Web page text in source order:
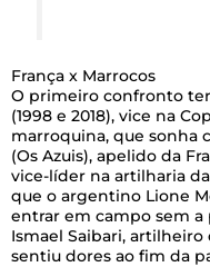
França x Marrocos
O primeiro confronto
(1998 e 2018), vice na
marroquina, que sonha
(Os Azuis), apelido da
vice-líder na artilharia
que o argentino Lione
entrar em campo sem
Ismael Saibari,
sentiu dores ao fim da